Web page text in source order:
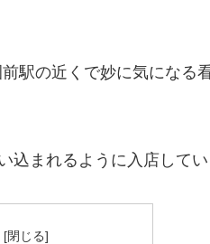
駅の近くで妙に気になる
まれるように入店してい